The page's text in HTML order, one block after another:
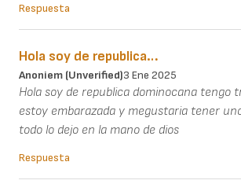
Respuesta
Hola soy de republica…
Anoniem (unverified)3 Ene 2025
Hola soy de republica dominocana tengo
estoy embarazada y megustaria tener
todo lo dejo en la mano de dios
Respuesta